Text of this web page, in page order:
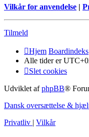
Vilkår for anvendelse |
Tilmeld
Hjem Boardindeks
Alle tider er
Slet cookies
Udviklet afphpBB®
Dansk oversættelse &
Privatliv | Vilkår